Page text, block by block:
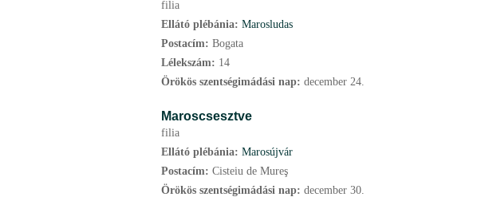
filia
Ellátó plébánia: Marosludas
Postacím: Bogata
Lélekszám: 14
Örökös szentségimádási nap: december 24.
Maroscsesztve
filia
Ellátó plébánia: Marosújvár
Postacím: Cisteiu de Mureş
Örökös szentségimádási nap: december 30.